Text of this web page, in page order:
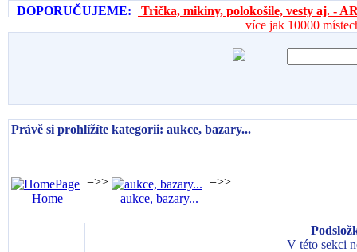
DOPORUČUJEME:
Trička, mikiny, polokošile, vesty aj. -
více jak 10000
Právě si prohlížíte kategorii: aukce, bazary...
Home
=>>
aukce, bazary...
=>>
V této sekci